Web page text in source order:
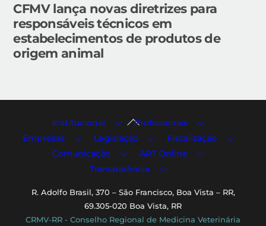
CFMV lança novas diretrizes para
responsáveis técnicos em
estabelecimentos de produtos de
origem animal
Back
To
Top
Institucional
Profissionais
Empresas
Legislação
Fiscalização
Comunicação
ART Online
Transparência
R. Adolfo Brasil, 370 – São Francisco, Boa Vista – RR,
69.305-020 Boa Vista, RR
CRMV-RR - Conselho Regional de Medicina Veterinária